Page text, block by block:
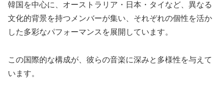
韓国を中心に、オーストラリア・日本・タイなど、異なる
文化的背景を持つメンバーが集い、それぞれの個性を活か
した多彩なパフォーマンスを展開しています。
この国際的な構成が、彼らの音楽に深みと多様性を与えて
います。